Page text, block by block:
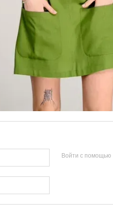
Войти с помощью